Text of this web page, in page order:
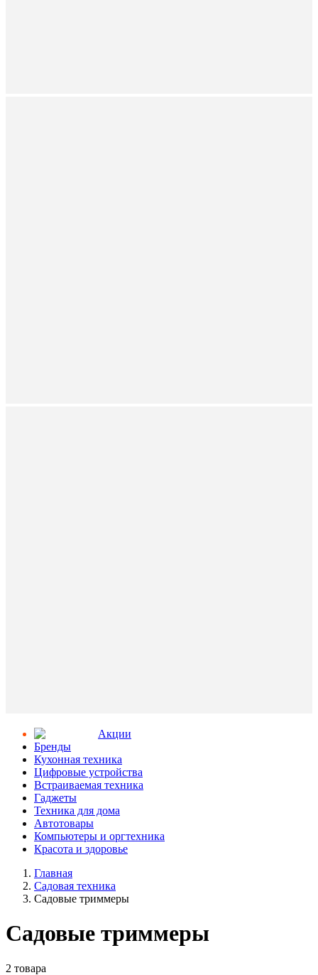
Aкции
Бренды
Кухонная техника
Цифровые устройства
Встраиваемая техника
Гаджеты
Техника для дома
Автотовары
Компьютеры и оргтехника
Красота и здоровье
Главная
Садовая техника
Садовые триммеры
Садовые триммеры
2 товара